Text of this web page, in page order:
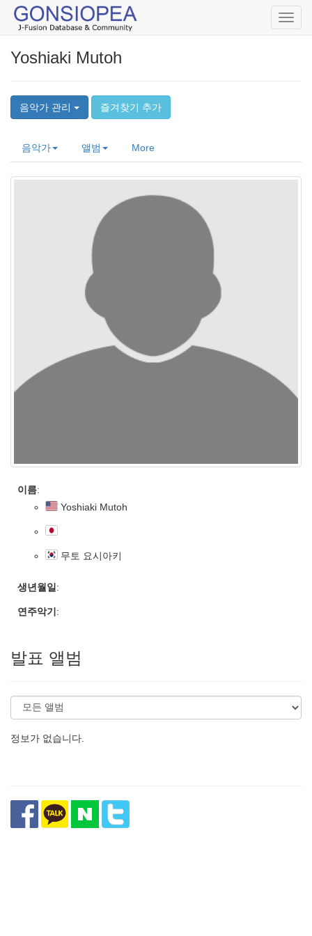
Yoshiaki Mutoh
음악가 관리 즐겨찾기 추가
음악가 앨범 More
이름:
Yoshiaki Mutoh
무토 요시아키
생년월일 :
연주악기 :
발표 앨범
정보가 없습니다.